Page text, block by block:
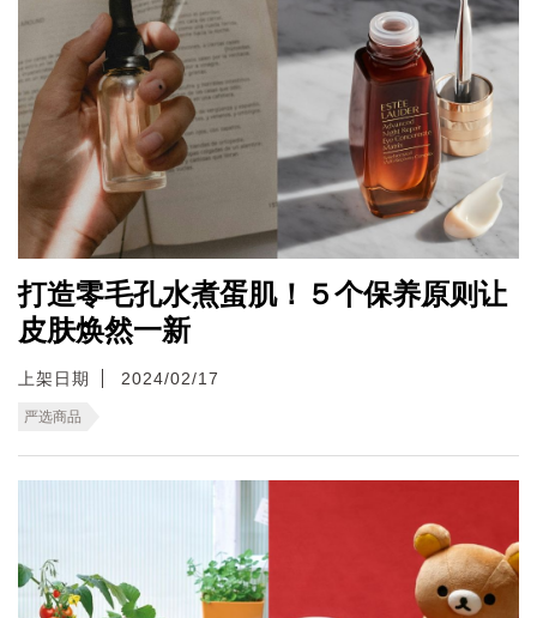
打造零毛孔水煮蛋肌！５个保养原则让
皮肤焕然一新
上架日期 2024/02/17
严选商品